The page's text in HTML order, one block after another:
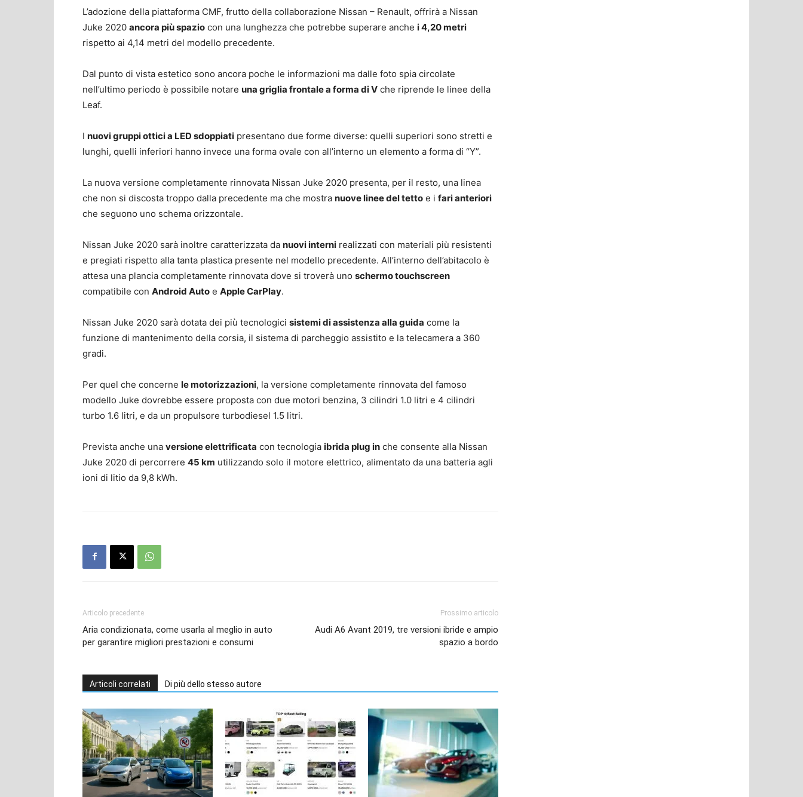
L’adozione della piattaforma CMF, frutto della collaborazione Nissan – Renault, offrirà a Nissan
Juke 2020 ancora più spazio con una lunghezza che potrebbe superare anche i 4,20 metri
rispetto ai 4,14 metri del modello precedente.
Dal punto di vista estetico sono ancora poche le informazioni ma dalle foto spia circolate
nell’ultimo periodo è possibile notare una griglia frontale a forma di V che riprende le linee della
Leaf.
I nuovi gruppi ottici a LED sdoppiati presentano due forme diverse: quelli superiori sono stretti e
lunghi, quelli inferiori hanno invece una forma ovale con all’interno un elemento a forma di “Y”.
La nuova versione completamente rinnovata Nissan Juke 2020 presenta, per il resto, una linea
che non si discosta troppo dalla precedente ma che mostra nuove linee del tetto e i fari anteriori
che seguono uno schema orizzontale.
Nissan Juke 2020 sarà inoltre caratterizzata da nuovi interni realizzati con materiali più resistenti
e pregiati rispetto alla tanta plastica presente nel modello precedente. All’interno dell’abitacolo è
attesa una plancia completamente rinnovata dove si troverà uno schermo touchscreen
compatibile con Android Auto e Apple CarPlay.
Nissan Juke 2020 sarà dotata dei più tecnologici sistemi di assistenza alla guida come la
funzione di mantenimento della corsia, il sistema di parcheggio assistito e la telecamera a 360
gradi.
Per quel che concerne le motorizzazioni, la versione completamente rinnovata del famoso
modello Juke dovrebbe essere proposta con due motori benzina, 3 cilindri 1.0 litri e 4 cilindri
turbo 1.6 litri, e da un propulsore turbodiesel 1.5 litri.
Prevista anche una versione elettrificata con tecnologia ibrida plug in che consente alla Nissan
Juke 2020 di percorrere 45 km utilizzando solo il motore elettrico, alimentato da una batteria agli
ioni di litio da 9,8 kWh.
Articolo precedente
Aria condizionata, come usarla al meglio in auto
per garantire migliori prestazioni e consumi
Prossimo articolo
Audi A6 Avant 2019, tre versioni ibride e ampio
spazio a bordo
Articoli correlati Di più dello stesso autore